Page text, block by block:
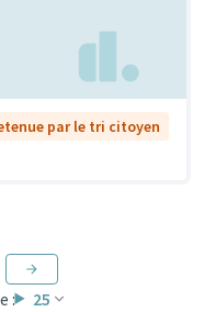
par le tri citoyen
: 25